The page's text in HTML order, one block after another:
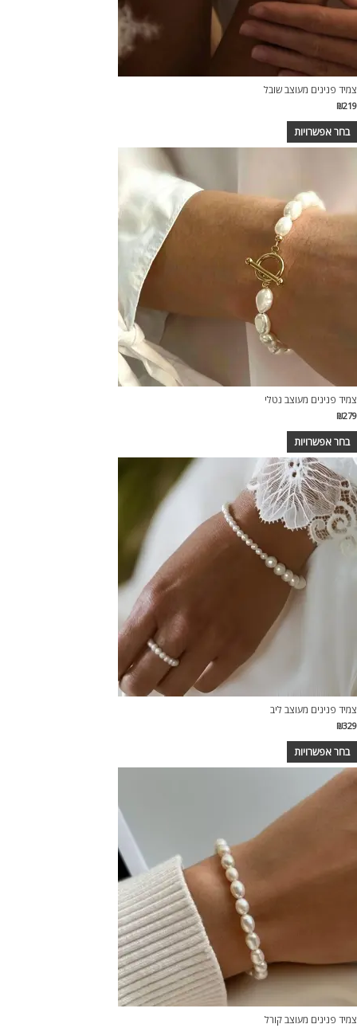
צמיד פנינים מעוצב שובל
₪219
בחר אפשרויות
צמיד פנינים מעוצב נטלי
₪279
בחר אפשרויות
צמיד פנינים מעוצב ליב
₪329
בחר אפשרויות
צמיד פנינים מעוצב קורל